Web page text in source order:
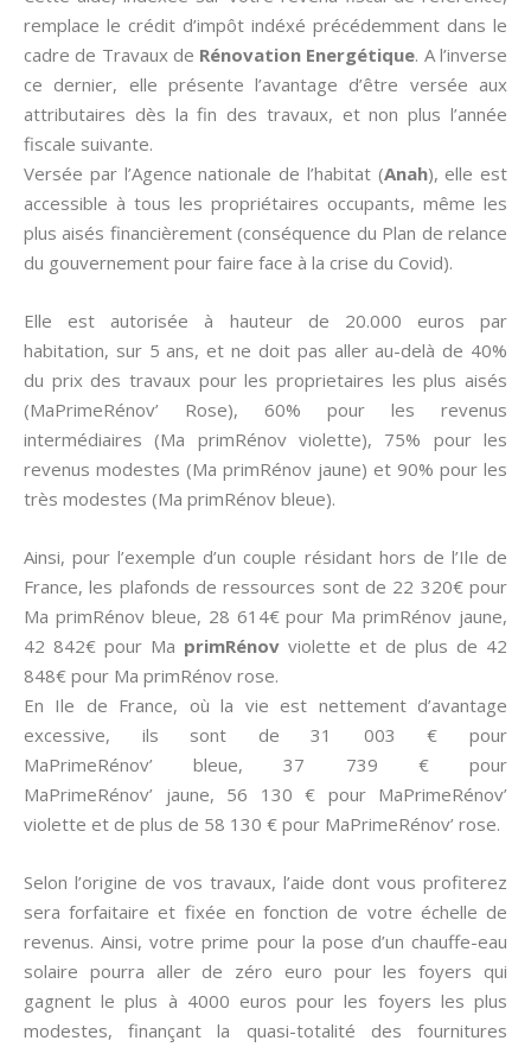
remplace le crédit d’impôt indéxé précédemment dans le
cadre de Travaux de Rénovation Energétique. A l’inverse
ce dernier, elle présente l’avantage d’être versée aux
attributaires dès la fin des travaux, et non plus l’année
fiscale suivante.
Versée par l’Agence nationale de l’habitat (Anah), elle est
accessible à tous les propriétaires occupants, même les
plus aisés financièrement (conséquence du Plan de relance
du gouvernement pour faire face à la crise du Covid).
Elle est autorisée à hauteur de 20.000 euros par
habitation, sur 5 ans, et ne doit pas aller au-delà de 40%
du prix des travaux pour les proprietaires les plus aisés
(MaPrimeRénov’ Rose), 60% pour les revenus
intermédiaires (Ma primRénov violette), 75% pour les
revenus modestes (Ma primRénov jaune) et 90% pour les
très modestes (Ma primRénov bleue).
Ainsi, pour l’exemple d’un couple résidant hors de l’Ile de
France, les plafonds de ressources sont de 22 320€ pour
Ma primRénov bleue, 28 614€ pour Ma primRénov jaune,
42 842€ pour Ma primRénov violette et de plus de 42
848€ pour Ma primRénov rose.
En Ile de France, où la vie est nettement d’avantage
excessive, ils sont de 31 003 € pour
MaPrimeRénov’ bleue, 37 739 € pour
MaPrimeRénov’ jaune, 56 130 € pour MaPrimeRénov’
violette et de plus de 58 130 € pour MaPrimeRénov’ rose.
Selon l’origine de vos travaux, l’aide dont vous profiterez
sera forfaitaire et fixée en fonction de votre échelle de
revenus. Ainsi, votre prime pour la pose d’un chauffe-eau
solaire pourra aller de zéro euro pour les foyers qui
gagnent le plus à 4000 euros pour les foyers les plus
modestes, finançant la quasi-totalité des fournitures